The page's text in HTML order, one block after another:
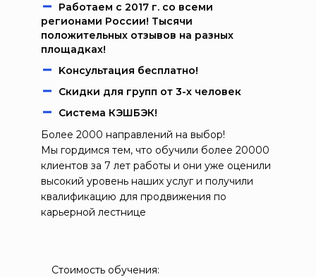
Работаем c 2017 г. со всеми
регионами России! Тысячи
положительных отзывов на разных
площадках!
Kонcультация бecплaтно!
Скидки для групп от 3-х человек
Система КЭШБЭК!
Более 2000 направлений на выбор!
Мы гордимся тем, что обучили более 20000
клиентов за 7 лет работы и они уже оценили
высокий уровень наших услуг и получили
квалификацию для продвижения по
карьерной лестнице
Стоимость обучения: